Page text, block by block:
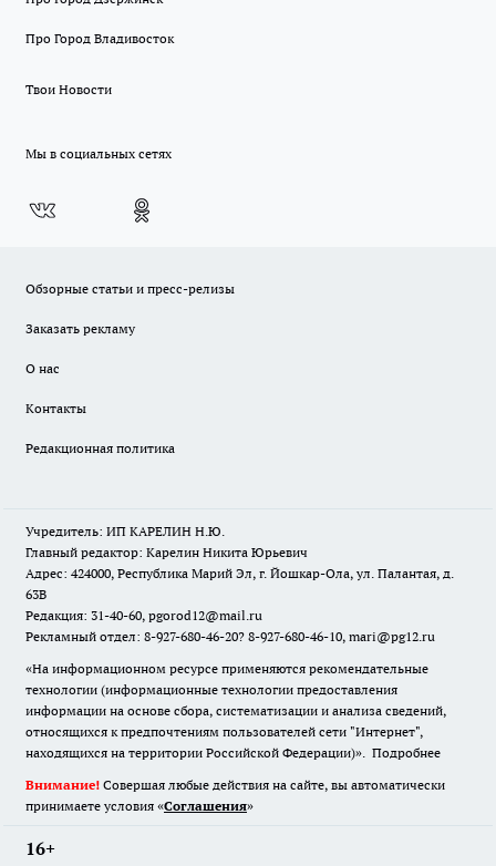
Про Город Владивосток
Твои Новости
Мы в социальных сетях
Обзорные статьи и пресс-релизы
Заказать рекламу
О нас
Контакты
Редакционная политика
Учредитель: ИП КАРЕЛИН Н.Ю.
Главный редактор: Карелин Никита Юрьевич
Адрес: 424000, Республика Марий Эл, г. Йошкар-Ола, ул. Палантая, д.
63В
Редакция: 31-40-60, pgorod12@mail.ru
Рекламный отдел: 8-927-680-46-20? 8-927-680-46-10, mari@pg12.ru
«На информационном ресурсе применяются рекомендательные
технологии (информационные технологии предоставления
информации на основе сбора, систематизации и анализа сведений,
относящихся к предпочтениям пользователей сети "Интернет",
находящихся на территории Российской Федерации)». Подробнее
Внимание! Совершая любые действия на сайте, вы автоматически
принимаете условия «Cоглашения»
16+